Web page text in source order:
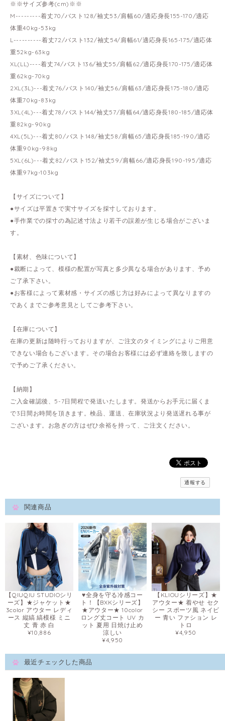
※※サイズ参考(cm)※※
M---------着丈70/バスト128/袖丈53/肩幅60/適応身長155-170/適応
体重40kg-53kg
L----------着丈72/バスト132/袖丈54/肩幅61/適応身長165-175/適応体
重52kg-63kg
XL(LL)----着丈74/バスト136/袖丈55/肩幅62/適応身長170-175/適応体
重62kg-70kg
2XL(3L)---着丈76/バスト140/袖丈56/肩幅63/適応身長175-180/適応
体重70kg-83kg
3XL(4L)---着丈78/バスト144/袖丈57/肩幅64/適応身長180-185/適応体
重82kg-90kg
4XL(5L)---着丈80/バスト148/袖丈58/肩幅65/適応身長185-190/適応
体重90kg-98kg
5XL(6L)---着丈82/バスト152/袖丈59/肩幅66/適応身長190-195/適応
体重97kg-103kg
【サイズについて】
●サイズは平置きで実寸サイズを採寸しております。
●手作業での採寸の為記述寸法より若干の誤差が生じる場合がございま
す。
【素材、色味について】
●裁断によって、模様の配置が写真と多少異なる場合があります、予め
ご了承下さい。
●お客様によって素材感・サイズの感じ方は好みによって異なりますの
であくまでご参考意見としてご参考下さい。
【在庫について】
在庫の更新は随時行っておりますが、ご注文のタイミングによりご用意
できない場合もございます。その場合お客様には必ず連絡を致しますの
で予めご了承ください。
【納期】
ご入金確認後、5-7日間程で発送いたします。発送からお手元に届くま
で3日間お時間を頂きます。検品、運送、在庫状況より発送遅れる事が
ございます。お急ぎの方はぜひ余裕を持って、ご注文ください。
通報する
関連商品
【QIUQIU STUDIOシリ
ーズ】★ジャケット★
3color アウター レディ
ース 縦縞 縞模様 ミニ
丈 青 赤 白
¥10,886
♥全身を守る冷感コー
ト！【BXKシリーズ】
★アウター★ 10color
ロング丈コート UV カ
ット 夏用 日焼け止め
涼しい
¥4,950
【KLIOUシリーズ】★
アウター★ 着やせ セク
シー スポーツ風 ネイビ
ー 青い ファション レ
トロ
¥4,950
最近チェックした商品